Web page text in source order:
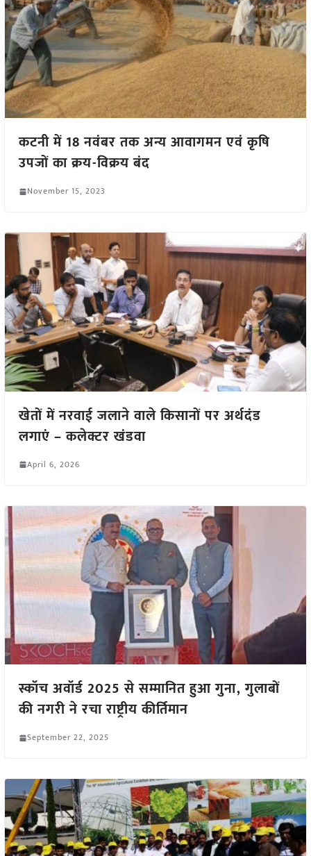
कटनी में 18 नवंबर तक अन्य आवागमन एवं कृषि
उपजों का क्रय-विक्रय बंद
November 15, 2023
खेतों में नरवाई जलाने वाले किसानों पर अर्थदंड
लगाएं – कलेक्टर खंडवा
April 6, 2026
स्कॉच अवॉर्ड 2025 से सम्मानित हुआ गुना, गुलाबों
की नगरी ने रचा राष्ट्रीय कीर्तिमान
September 22, 2025